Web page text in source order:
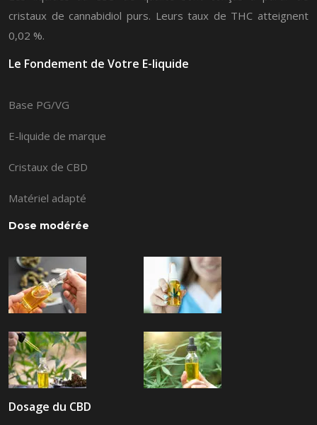
cristaux de cannabidiol purs. Leurs taux de THC atteignent
0,02 %.
Le Fondement de Votre E-liquide
Base PG/VG
E-liquide de marque
Cristaux de CBD
Matériel adapté
Dose modérée
Dosage du CBD